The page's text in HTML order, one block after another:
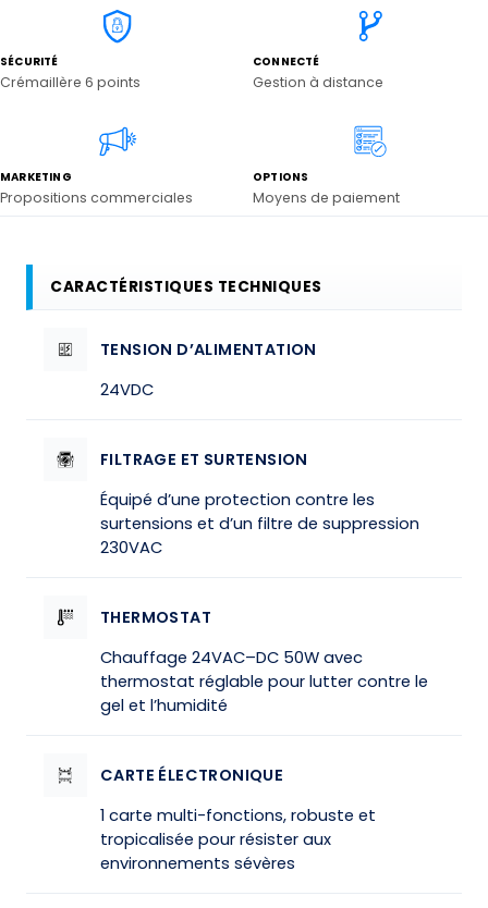
SÉCURITÉ
Crémaillère 6 points
CONNECTÉ
Gestion à distance
MARKETING
Propositions commerciales
OPTIONS
Moyens de paiement
CARACTÉRISTIQUES TECHNIQUES
TENSION D’ALIMENTATION
24VDC
FILTRAGE ET SURTENSION
Équipé d’une protection contre les
surtensions et d’un filtre de suppression
230VAC
THERMOSTAT
Chauffage 24VAC–DC 50W avec
thermostat réglable pour lutter contre le
gel et l’humidité
CARTE ÉLECTRONIQUE
1 carte multi-fonctions, robuste et
tropicalisée pour résister aux
environnements sévères